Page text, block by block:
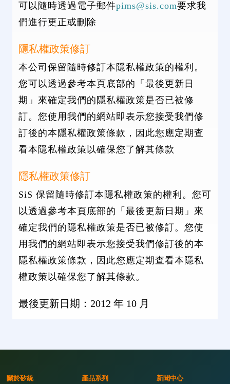
可以隨時透過電子郵件pims@sis.com要求我
們進行更正或刪除
隱私權政策修訂
本公司保留隨時修訂本隱私權政策的權利。
您可以透過參考本頁底部的「最後更新日
期」來確定我們的隱私權政策是否已被修
訂。您使用我們的網站即表示您接受我們修
訂後的本隱私權政策條款，因此您應定期查
看本隱私權政策以確保您了解其條款
隱私權政策修訂
SiS 保留隨時修訂本隱私權政策的權利。您可
以透過參考本頁底部的「最後更新日期」來
確定我們的隱私權政策是否已被修訂。您使
用我們的網站即表示您接受我們修訂後的本
隱私權政策條款，因此您應定期查看本隱私
權政策以確保您了解其條款。
最後更新日期：2012 年 10 月
關於矽統 產品系列 新聞中心